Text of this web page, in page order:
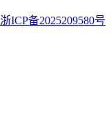
浙ICP备2025209580号